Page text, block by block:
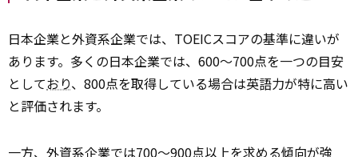
日本企業と外資系企業では、TOEICスコアの基準に違いが
あります。多くの日本企業では、600〜700点を一つの目安
としており、800点を取得している場合は英語力が特に高い
と評価されます。
一方、外資系企業では700〜900点以上を求める傾向が強